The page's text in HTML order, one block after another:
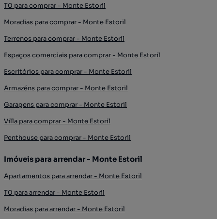
T0 para comprar - Monte Estoril
Moradias para comprar - Monte Estoril
Terrenos para comprar - Monte Estoril
Espaços comerciais para comprar - Monte Estoril
Escritórios para comprar - Monte Estoril
Armazéns para comprar - Monte Estoril
Garagens para comprar - Monte Estoril
Villa para comprar - Monte Estoril
Penthouse para comprar - Monte Estoril
Imóveis para arrendar - Monte Estoril
Apartamentos para arrendar - Monte Estoril
T0 para arrendar - Monte Estoril
Moradias para arrendar - Monte Estoril